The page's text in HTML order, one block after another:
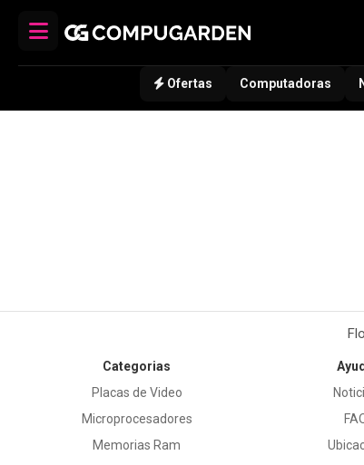
Ofertas Computadoras
Categorias
Placas de Video
Microprocesadores
Memorias Ram